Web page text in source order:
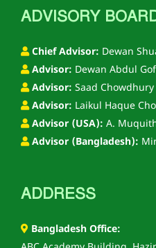
ADVISORY
Chief Advisor: Dewan
Advisor: Dewan Abdul
Advisor: Saad Chowdhury
Advisor: Laikul Haque
Advisor (USA): A.
Advisor (Bangladesh):
ADDRESS
Bangladesh Office: